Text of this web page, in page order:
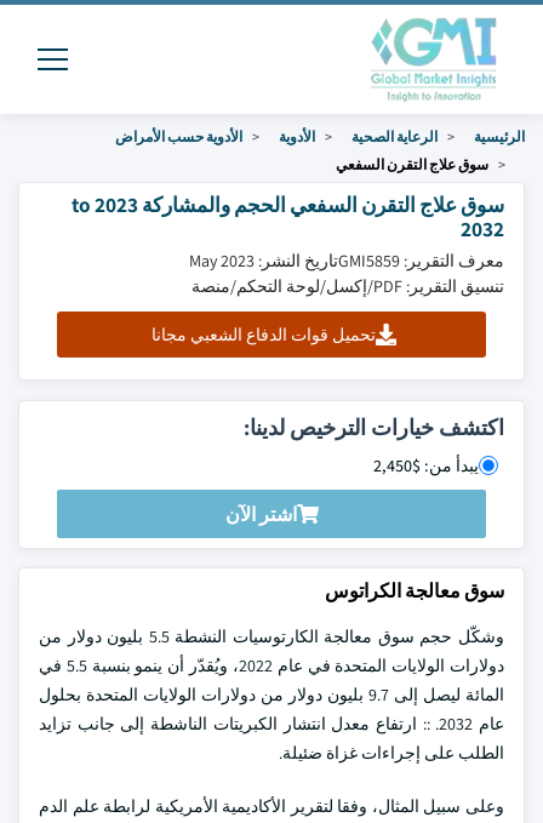
الرئيسية الرعاية الصحية الأدوية
الأدوية حسب الأمراض
سوق علاج التقرن السفعي
سوق علاج التقرن السفعي الحجم والمشاركة 2023 to
2032
معرف التقرير: GMI5859
تاريخ النشر: May 2023
تنسيق التقرير: PDF/إكسل/لوحة التحكم/منصة
تحميل قوات الدفاع الشعبي مجانا
اكتشف خيارات الترخيص لدينا:
يبدأ من: $2,450
اشتر الآن
سوق معالجة الكراتوس
وشكّل حجم سوق معالجة الكارتوسيات النشطة 5.5 بليون دولار من
دولارات الولايات المتحدة في عام 2022، ويُقدّر أن ينمو بنسبة 5.5 في
المائة ليصل إلى 9.7 بليون دولار من دولارات الولايات المتحدة بحلول
عام 2032. :: ارتفاع معدل انتشار الكبريتات الناشطة إلى جانب تزايد
الطلب على إجراءات غزاة ضئيلة.
وعلى سبيل المثال، وفقا لتقرير الأكاديمية الأمريكية لرابطة علم الدم